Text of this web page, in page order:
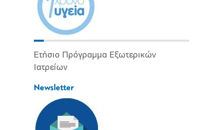
Ετήσιο Πρόγραμμα Εξωτερικών
Ιατρείων
Newsletter